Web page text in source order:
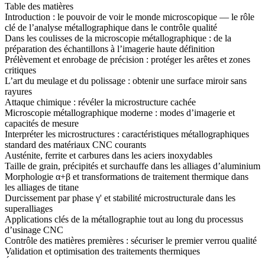
Table des matières
Introduction : le pouvoir de voir le monde microscopique — le rôle
clé de l’analyse métallographique dans le contrôle qualité
Dans les coulisses de la microscopie métallographique : de la
préparation des échantillons à l’imagerie haute définition
Prélèvement et enrobage de précision : protéger les arêtes et zones
critiques
L’art du meulage et du polissage : obtenir une surface miroir sans
rayures
Attaque chimique : révéler la microstructure cachée
Microscopie métallographique moderne : modes d’imagerie et
capacités de mesure
Interpréter les microstructures : caractéristiques métallographiques
standard des matériaux CNC courants
Austénite, ferrite et carbures dans les aciers inoxydables
Taille de grain, précipités et surchauffe dans les alliages d’aluminium
Morphologie α+β et transformations de traitement thermique dans
les alliages de titane
Durcissement par phase γ' et stabilité microstructurale dans les
superalliages
Applications clés de la métallographie tout au long du processus
d’usinage CNC
Contrôle des matières premières : sécuriser le premier verrou qualité
Validation et optimisation des traitements thermiques